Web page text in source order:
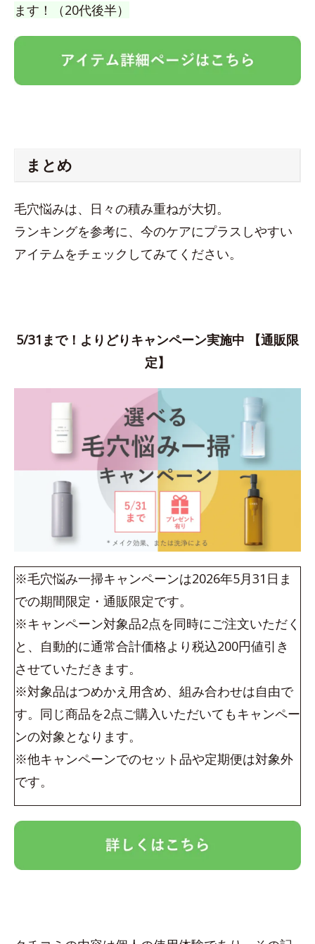
ます！（20代後半）
まとめ
毛穴悩みは、日々の積み重ねが大切。
ランキングを参考に、今のケアにプラスしやすい
アイテムをチェックしてみてください。
5/31まで！よりどりキャンペーン実施中 【通販限
定】
※毛穴悩み一掃キャンペーンは2026年5月31日ま
での期間限定・通販限定です。
※キャンペーン対象品2点を同時にご注文いただく
と、自動的に通常合計価格より税込200円値引き
させていただきます。
※対象品はつめかえ用含め、組み合わせは自由で
す。同じ商品を2点ご購入いただいてもキャンペー
ンの対象となります。
※他キャンペーンでのセット品や定期便は対象外
です。